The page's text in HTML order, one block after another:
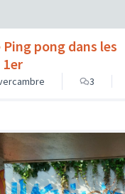
Ping pong dans les
1er
3